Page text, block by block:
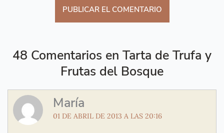
48 Comentarios en Tarta de Trufa y
Frutas del Bosque
María
01 DE ABRIL DE 2013 A LAS 20:16